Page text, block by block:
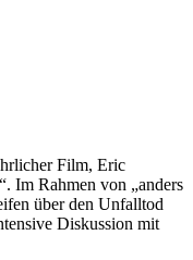
Film, Eric
Im Rahmen von „anders
über den Unfalltod
Diskussion mit